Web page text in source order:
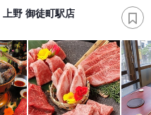
野 御徒町駅店